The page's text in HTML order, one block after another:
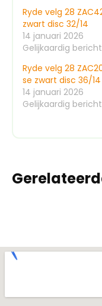
Ryde velg 28
zwart disc 32/14
14 januari 2026
Gelijkaardig bericht
Ryde velg 28
se zwart disc 36/14
14 januari 2026
Gelijkaardig bericht